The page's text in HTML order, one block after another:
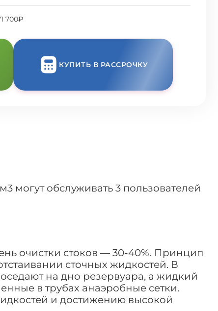
700₽
КУПИТЬ В РАССРОЧКУ
обслуживать 3 пользователей
очистки стоков — 30-40%. Принцип
сточных жидкостей. В
на дно резервуара, а жидкий
в трубах анаэробные сетки.
и достижению высокой